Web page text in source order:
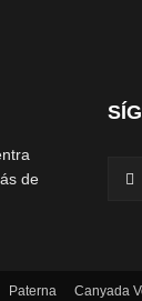
de
Paterna Canyada